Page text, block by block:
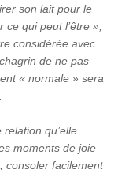
son lait pour le
qui peut l’être »,
considérée avec
de ne pas
« normale » sera
qu’elle
moments de joie
consoler facilement